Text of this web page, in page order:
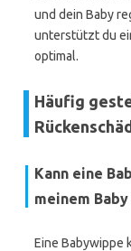
und dein Baby
unterstützt du
optimal.
Häufig
Kann eine
meinem
Eine Babywippe